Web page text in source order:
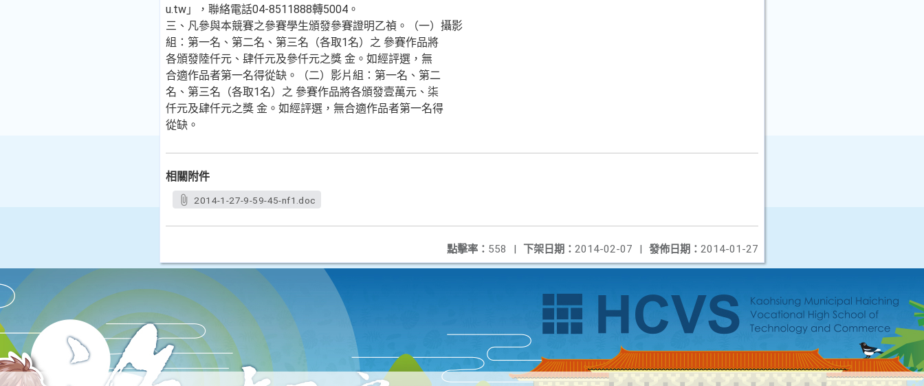
u.tw」，聯絡電話04-8511888轉5004。
三、凡參與本競賽之參賽學生頒發參賽證明乙禎。（一）攝影
組：第一名、第二名、第三名（各取1名）之 參賽作品將
各頒發陸仟元、肆仟元及參仟元之獎 金。如經評選，無
合適作品者第一名得從缺。（二）影片組：第一名、第二
名、第三名（各取1名）之 參賽作品將各頒發壹萬元、柒
仟元及肆仟元之獎 金。如經評選，無合適作品者第一名得
從缺。
相關附件
2014-1-27-9-59-45-nf1.doc
發佈日期： 2014-01-27
下架日期： 2014-02-07 |
點擊率： 558 |